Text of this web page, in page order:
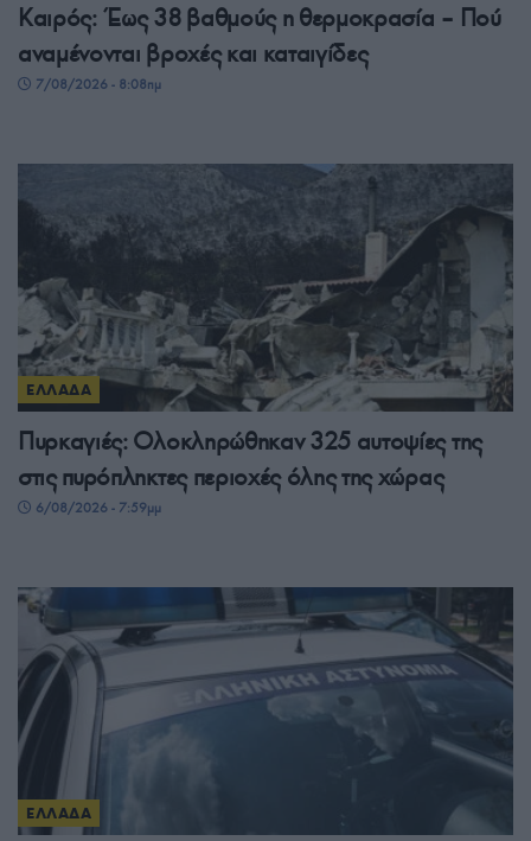
Καιρός: Έως 38 βαθμούς η θερμοκρασία – Πού
αναμένονται βροχές και καταιγίδες
7/08/2026 - 8:08πμ
ΕΛΛΑΔΑ
Πυρκαγιές: Ολοκληρώθηκαν 325 αυτοψίες της
στις πυρόπληκτες περιοχές όλης της χώρας
6/08/2026 - 7:59μμ
ΕΛΛΑΔΑ